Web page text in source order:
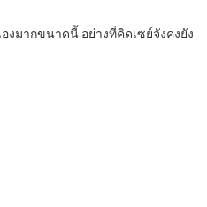
งมากขนาดนี้​ อย่างที่คิดเซย์จังคงยัง